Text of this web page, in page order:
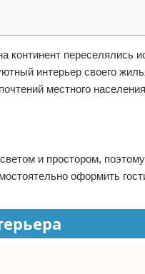
континент переселялись
интерьер своего
местного
и простором,
оформить